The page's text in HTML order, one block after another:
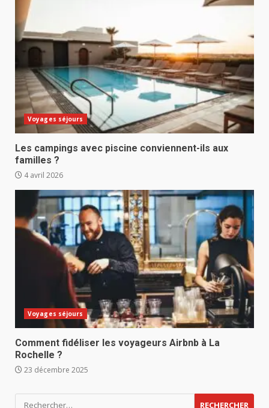
Voyages séjours
Les campings avec piscine conviennent-ils aux
familles ?
4 avril 2026
Voyages séjours
Comment fidéliser les voyageurs Airbnb à La
Rochelle ?
23 décembre 2025
Rechercher :